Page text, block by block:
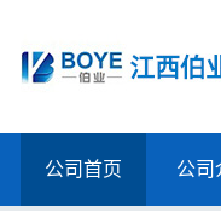
公司首页 公司